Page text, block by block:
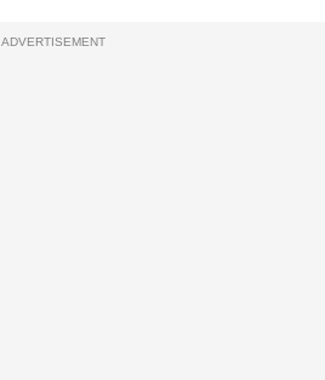
ADVERTISEMENT